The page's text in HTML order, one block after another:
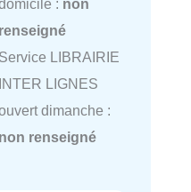
: non
renseigné
Service LIBRAIRIE
INTER LIGNES
dimanche :
non renseigné